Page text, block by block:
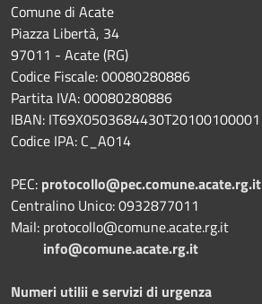
Comune di Acate
Piazza Libertà, 34
97011 - Acate (RG)
Codice Fiscale: 00080280886
Partita IVA: 00080280886
IBAN: IT69X0503684430T20100100001
Codice IPA: C_A014
PEC: protocollo@pec.comune.acate.rg.it
Centralino Unico: 0932877011
Mail: protocollo@comune.acate.rg.it
info@comune.acate.rg.it
Numeri utilii e servizi di urgenza